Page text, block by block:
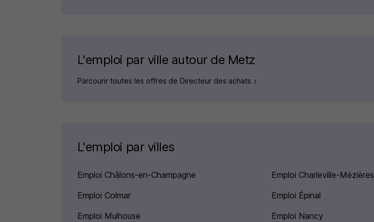
L'emploi par ville autour de Metz
Parcourir toutes les offres de Directeur des achats
L'emploi par villes
Emploi Châlons-en-Champagne Emploi Charleville-Mézières
Emploi Colmar
Emploi Épinal
Emploi Mulhouse
Emploi Nancy